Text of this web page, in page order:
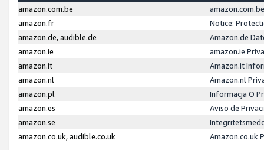
amazon.com.be
amazon.fr
Notice:
amazon.de, audible.de
Amazon.de
amazon.ie
amazon.ie
amazon.it
Amazon.it
amazon.nl
Amazon.nl
amazon.pl
Informacja O
amazon.es
Aviso de
amazon.se
amazon.co.uk, audible.co.uk
Amazon.co.uk